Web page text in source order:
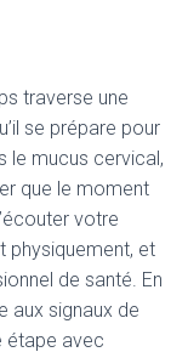
traverse une
se prépare pour
le mucus cervical,
que le moment
votre
physiquement, et
de santé. En
aux signaux de
étape avec